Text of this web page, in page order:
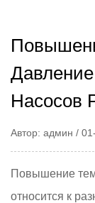
Насосов
Автор: админ /
Повышение
относится к